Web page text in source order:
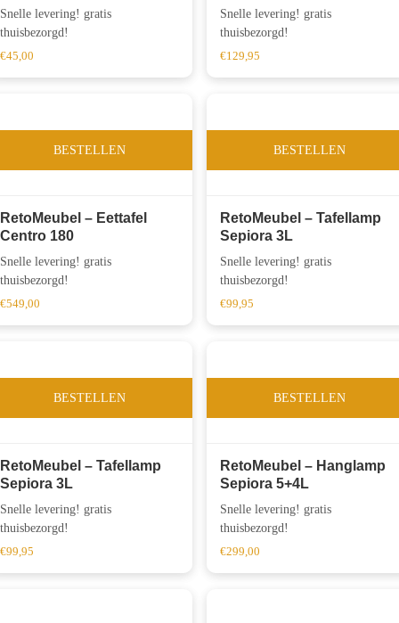
Snelle levering! gratis
thuisbezorgd!
€45,00
Snelle levering! gratis
thuisbezorgd!
€129,95
BESTELLEN
RetoMeubel – Eettafel
Centro 180
Snelle levering! gratis
thuisbezorgd!
€549,00
BESTELLEN
RetoMeubel – Tafellamp
Sepiora 3L
Snelle levering! gratis
thuisbezorgd!
€99,95
BESTELLEN
RetoMeubel – Tafellamp
Sepiora 3L
Snelle levering! gratis
thuisbezorgd!
€99,95
BESTELLEN
RetoMeubel – Hanglamp
Sepiora 5+4L
Snelle levering! gratis
thuisbezorgd!
€299,00